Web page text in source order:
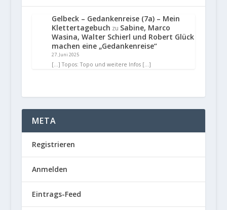
Gelbeck – Gedankenreise (7a) – Mein
Klettertagebuch zu Sabine, Marco
Wasina, Walter Schierl und Robert Glück
machen eine „Gedankenreise“
27. Juni 2025
[…] Topos: Topo und weitere Infos […]
META
Registrieren
Anmelden
Eintrags-Feed